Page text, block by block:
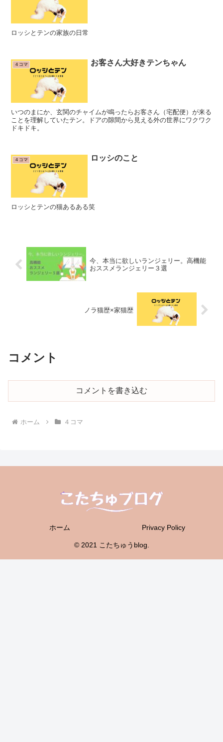
ロッシとテンの家族の日常
４コマ お客さん大好きテンちゃん
いつのまにか、玄関のチャイムが鳴ったらお客さん（宅配便）が来る
ことを理解していたテン。ドアの隙間から見える外の世界にワクワク
ドキドキ。
４コマ ロッシのこと
ロッシとテンの猫あるある笑
今、本当に欲しいランジェリー。高機能
おススメランジェリー３選
ノラ猫歴×家猫歴
コメント
コメントを書き込む
ホーム ４コマ
ホーム Privacy Policy
© 2021 こたちゅうblog.